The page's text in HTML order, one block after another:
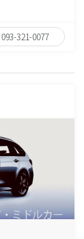
093-321-0077